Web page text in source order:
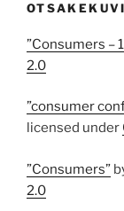
”Consumers –
2.0
”consumer
licensed under
”Consumers”
2.0